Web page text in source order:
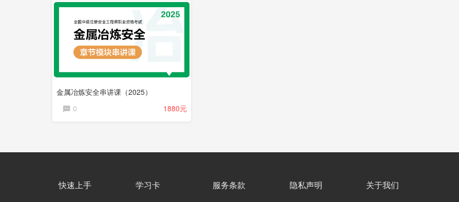
金属冶炼安全串讲课（2025）
0
1880元
快速上手 学习卡 服务条款 隐私声明 关于我们